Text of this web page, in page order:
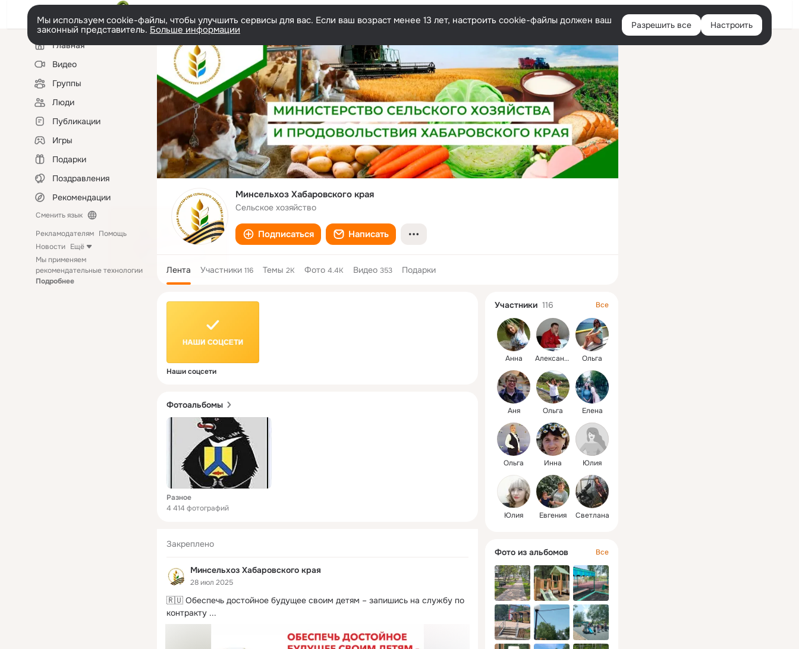
Войти
Мы используем cookie-файлы, чтобы улучшить сервисы для вас. Если ваш возраст менее 13 лет, настроить cookie-файлы должен ваш
законный представитель. Больше информации Разрешить все Настроить
Левая
колонкаГлавная
Видео
Группы
Люди
Публикации
Игры
Подарки
Поздравления
Рекомендации
Сменить язык
Рекламодателям Помощь
Новости Ещё
Мы применяем
рекомендательные технологии
Подробнее
Минсельхоз Хабаровского края
Сельское хозяйство
Подписаться Написать
Лента Участники 116 Темы 2K Фото 4.4K Видео 353 Подарки
Наши соцсети
Фотоальбомы
Разное
4 414 фотографий
Закреплено
Минсельхоз Хабаровского края
28 июл 2025
🇷🇺 Обеспечь достойное будущее своим детям – запишись на службу по
контракту ...
колонка
Участники 116 Все
Анна Александр Ольга
Аня Ольга Елена
Ольга Инна Юлия
Юлия Евгения Светлана
Фото из альбомов Все